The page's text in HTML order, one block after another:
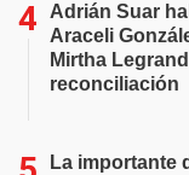
Adrián Suar
Araceli
Mirtha
reconciliación
La importante